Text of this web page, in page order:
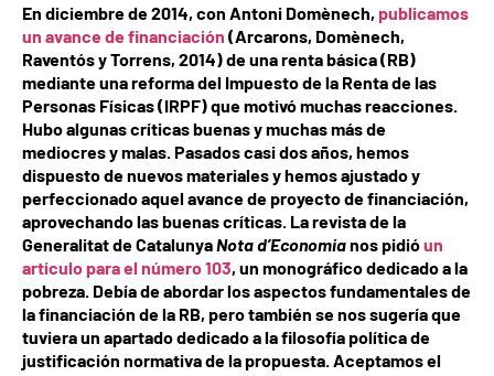
En diciembre de 2014, con Antoni Domènech, publicamos
un avance de financiación (Arcarons, Domènech,
Raventós y Torrens, 2014) de una renta básica (RB)
mediante una reforma del Impuesto de la Renta de las
Personas Físicas (IRPF) que motivó muchas reacciones.
Hubo algunas críticas buenas y muchas más de
mediocres y malas. Pasados casi dos años, hemos
dispuesto de nuevos materiales y hemos ajustado y
perfeccionado aquel avance de proyecto de financiación,
aprovechando las buenas críticas. La revista de la
Generalitat de Catalunya Nota d’Economianos pidióun
artículo para el número 103, un monográfico dedicado a la
pobreza. Debía de abordar los aspectos fundamentales de
la financiación de la RB, pero también se nos sugería que
tuviera un apartado dedicado a la filosofía política de
justificación normativa de la propuesta. Aceptamos el